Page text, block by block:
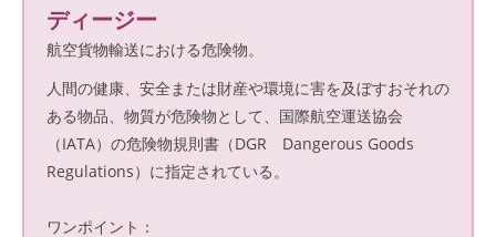
ディージー
航空貨物輸送における危険物。
人間の健康、安全または財産や環境に害を及ぼすおそれの
ある物品、物質が危険物として、国際航空運送協会
（IATA）の危険物規則書（DGR Dangerous Goods
Regulations）に指定されている。
ワンポイント：